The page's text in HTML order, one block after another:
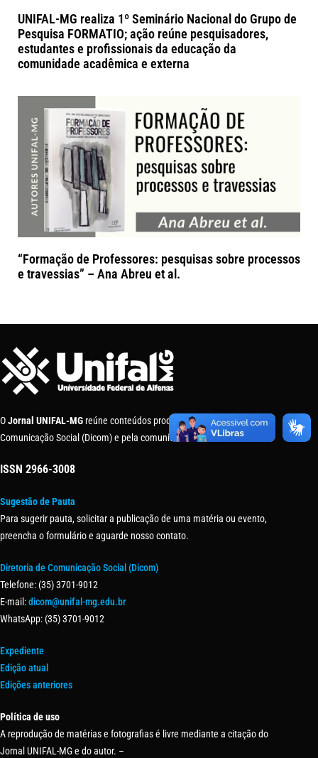
UNIFAL-MG realiza 1º Seminário Nacional do Grupo de
Pesquisa FORMATIO; ação reúne pesquisadores,
estudantes e profissionais da educação da
comunidade acadêmica e externa
“Formação de Professores: pesquisas sobre processos
e travessias” – Ana Abreu et al.
OJornal UNIFAL-MG reúne conteúdos produzidos pela Diretoria de
Comunicação Social (Dicom) e pela comunidade universitária.
ISSN 2966-3008
Sugestão de Pauta
Para sugerir pauta, solicitar a publicação de uma matéria ou evento,
preencha o formulário e aguarde nosso contato.
Diretoria de Comunicação Social (Dicom)
Telefone: (35) 3701-9012
E-mail:dicom@unifal-mg.edu.br
WhatsApp: (35) 3701-9012
Expediente
Edição atual
Edições anteriores
Política de uso
A reprodução de matérias e fotografias é livre mediante a citação do
Jornal UNIFAL-MG e do autor. –